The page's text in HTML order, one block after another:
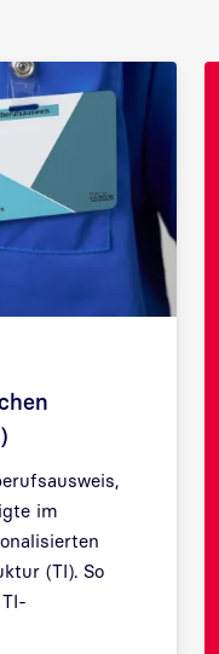
im
(TI). So